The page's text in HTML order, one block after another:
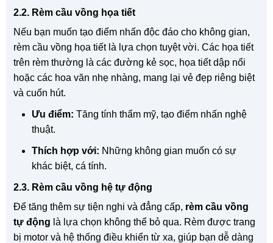
2.2. Rèm cầu vồng họa tiết
Nếu bạn muốn tạo điểm nhấn độc đáo cho không gian,
rèm cầu vồng họa tiết là lựa chọn tuyệt vời. Các họa tiết
trên rèm thường là các đường kẻ sọc, họa tiết dập nổi
hoặc các hoa văn nhẹ nhàng, mang lại vẻ đẹp riêng biệt
và cuốn hút.
Ưu điểm: Tăng tính thẩm mỹ, tạo điểm nhấn nghệ
thuật.
Thích hợp với: Những không gian muốn có sự
khác biệt, cá tính.
2.3. Rèm cầu vồng hệ tự động
Để tăng thêm sự tiện nghi và đẳng cấp, rèm cầu vồng
tự động là lựa chọn không thể bỏ qua. Rèm được trang
bị motor và hệ thống điều khiển từ xa, giúp bạn dễ dàng